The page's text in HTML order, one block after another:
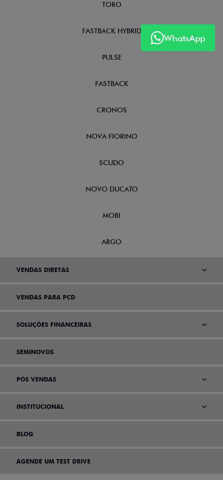
WhatsApp
TORO
FASTBACK HYBRID
PULSE
FASTBACK
CRONOS
NOVA FIORINO
SCUDO
NOVO DUCATO
MOBI
ARGO
VENDAS DIRETAS
VENDAS PARA PCD
SOLUÇÕES FINANCEIRAS
SEMINOVOS
PÓS VENDAS
INSTITUCIONAL
BLOG
AGENDE UM TEST DRIVE